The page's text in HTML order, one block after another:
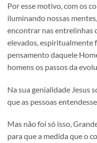
Por esse motivo, com os
iluminando nossas
encontrar nas entrelinhas
elevados, espiritualmente
pensamento daquele
homens os passos da
Na sua genialidade Jesus
que as pessoas
Mas não foi só isso,
para que a medida que o